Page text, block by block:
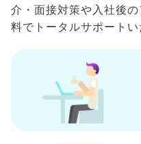
介・面接対策や入社後
料でトータルサポートい